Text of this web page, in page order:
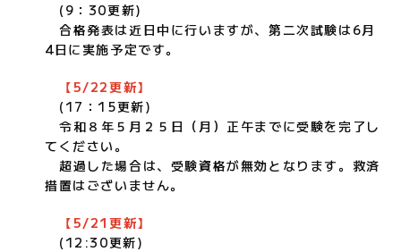
(9：30更新)
合格発表は近日中に行いますが、第二次試験は6月
4日に実施予定です。
【5/22更新】
(17：15更新)
令和８年５月２５日（月）正午までに受験を完了し
てください。
超過した場合は、受験資格が無効となります。救済
措置はございません。
【5/21更新】
(12:30更新)